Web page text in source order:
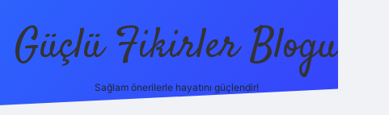
Güçlü Fikirler Blogu
Sağlam önerilerle hayatını güçlendir!